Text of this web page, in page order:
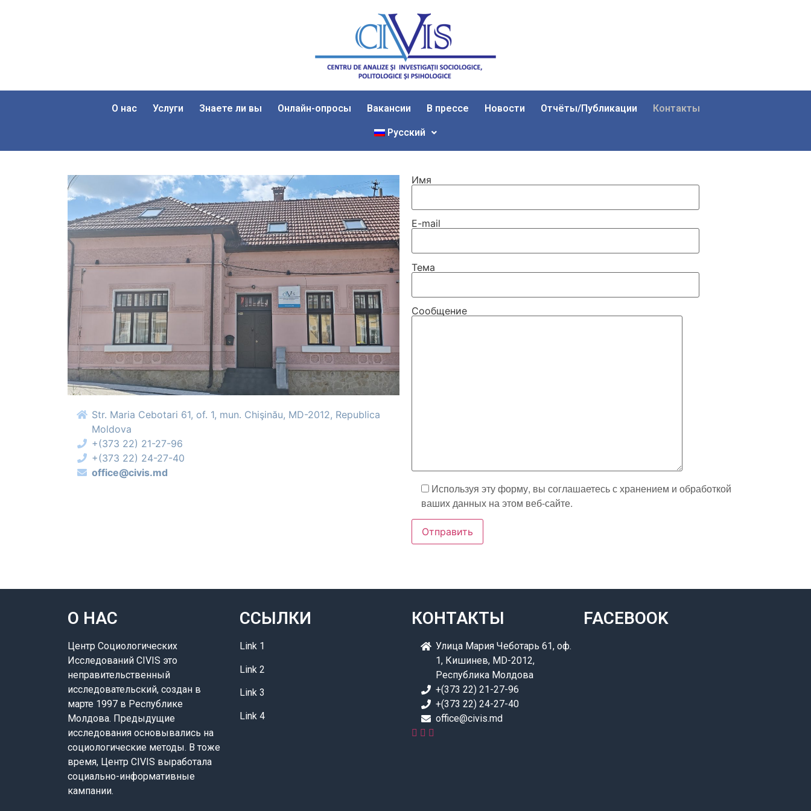
О нас Услуги Знаете ли вы Онлайн-опросы Вакансии В прессе Новости Отчёты/Публикации Контакты
Русский
Str. Maria Cebotari 61, of. 1, mun. Chişinău, MD-2012, Republica
Moldova
+(373 22) 21-27-96
+(373 22) 24-27-40
office@civis.md
Имя
E-mail
Тема
Сообщение
Используя эту форму, вы соглашаетесь с хранением и обработкой
ваших данных на этом веб-сайте.
О НАС
Центр Социологических
Исследований CIVIS это
неправительственный
исследовательский, создан в
марте 1997 в Республике
Молдова. Предыдущие
исследования основывались на
социологические методы. В тоже
время, Центр CIVIS выработала
социально-информативные
кампании.
ССЫЛКИ
Link 1
Link 2
Link 3
Link 4
КОНТАКТЫ
Улица Мария Чеботарь 61, оф.
1, Кишинев, MD-2012,
Республика Молдова
+(373 22) 21-27-96
+(373 22) 24-27-40
office@civis.md
FACEBOOK